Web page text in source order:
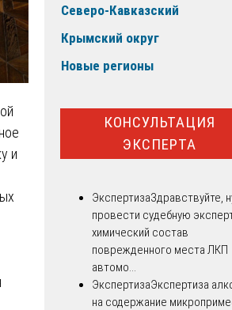
и
Северо-Кавказский
Крымский округ
Новые регионы
КОНСУЛЬТАЦИЯ
ЭКСПЕРТА
ЭкспертизаЗдравствуйте,
провести судебную
химический состав
поврежденного места ЛКП
автомо...
ЭкспертизаЭкспертиза
на содержание